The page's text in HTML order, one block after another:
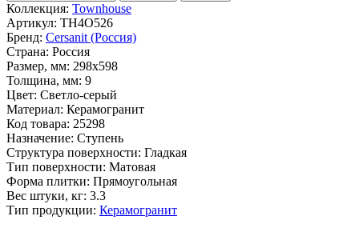
Коллекция: Townhouse
Артикул: TH4O526
Бренд: Cersanit (Россия)
Страна: Россия
Размер, мм: 298x598
Толщина, мм: 9
Цвет: Светло-серый
Материал: Керамогранит
Код товара: 25298
Назначение: Ступень
Структура поверхности: Гладкая
Тип поверхности: Матовая
Форма плитки: Прямоугольная
Вес штуки, кг: 3.3
Тип продукции: Керамогранит